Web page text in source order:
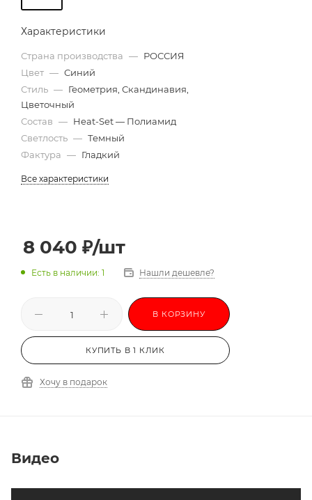
Характеристики
Страна производства — РОССИЯ
Цвет — Синий
Стиль — Геометрия, Скандинавия,
Цветочный
Состав — Heat-Set — Полиамид
Светлость — Темный
Фактура — Гладкий
Все характеристики
8 040 ₽/шт
Есть в наличии: 1 Нашли дешевле?
В КОРЗИНУ
КУПИТЬ В 1 КЛИК
Хочу в подарок
Видео